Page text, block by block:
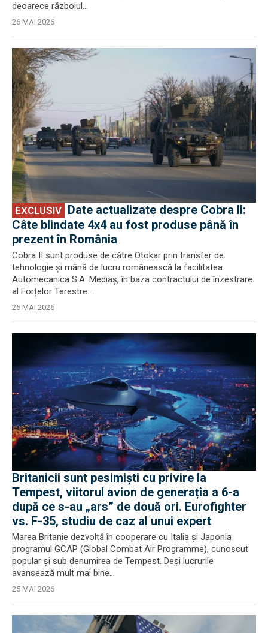
deoarece războiul...
26 MAI 2026
EXCLUSIV
EXCLUSIV
Câte blindate 4x4 au fost produse până în
prezent în România
Cobra II sunt produse de către Otokar prin transfer de
tehnologie și mână de lucru românească la facilitatea
Automecanica S.A. Mediaș, în baza contractului de înzestrare
al Forțelor Terestre...
25 MAI 2026
Britanicii sunt pesimiști cu privire la
Tempest, viitorul avion de generația a 6-a
după ce s-au „ars” de două ori. Eurofighter
vs. F-35, studiu de caz al unui expert
Marea Britanie dezvoltă în cooperare cu Italia și Japonia
programul GCAP (Global Combat Air Programme), cunoscut
popular și sub denumirea de Tempest. Deși lucrurile
avansează mult mai bine...
25 MAI 2026